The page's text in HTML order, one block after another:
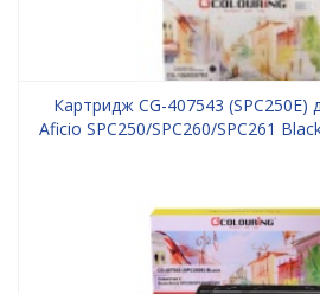
Картридж CG-407543 (SPC250E)
Aficio SPC250/SPC260/SPC261